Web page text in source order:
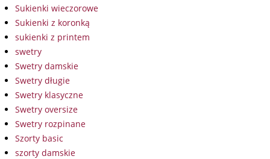
Sukienki wieczorowe
Sukienki z koronką
sukienki z printem
swetry
Swetry damskie
Swetry długie
Swetry klasyczne
Swetry oversize
Swetry rozpinane
Szorty basic
szorty damskie